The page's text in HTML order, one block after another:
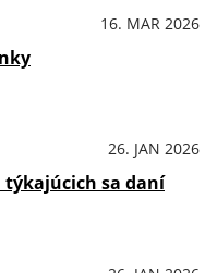
16. MAR 2026
26. JAN 2026
týkajúcich sa daní